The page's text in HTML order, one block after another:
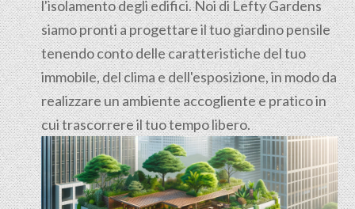
l'isolamento degli edifici. Noi di Lefty Gardens
siamo pronti a progettare il tuo giardino pensile
tenendo conto delle caratteristiche del tuo
immobile, del clima e dell'esposizione, in modo da
realizzare un ambiente accogliente e pratico in
cui trascorrere il tuo tempo libero.